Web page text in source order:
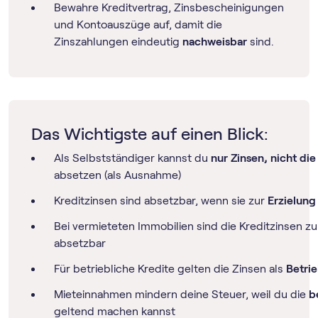
Bewahre Kreditvertrag, Zinsbescheinigungen
und Kontoauszüge auf, damit die
Zinszahlungen eindeutig nachweisbar sind.
Das Wichtigste auf einen Blick:
Als Selbstständiger kannst du nur Zinsen, nicht
absetzen (als Ausnahme)
Kreditzinsen sind absetzbar, wenn sie zur
Bei vermieteten Immobilien sind die Kreditzinsen
absetzbar
Für betriebliche Kredite gelten die Zinsen als
Mieteinnahmen mindern deine Steuer, weil du die
geltend machen kannst